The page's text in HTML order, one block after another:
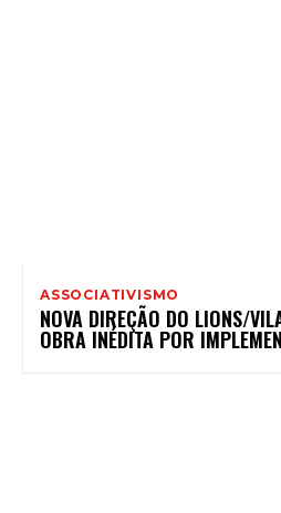
ASSOCIATIVISMO
NOVA DIREÇÃO DO LIONS/
OBRA INÉDITA POR